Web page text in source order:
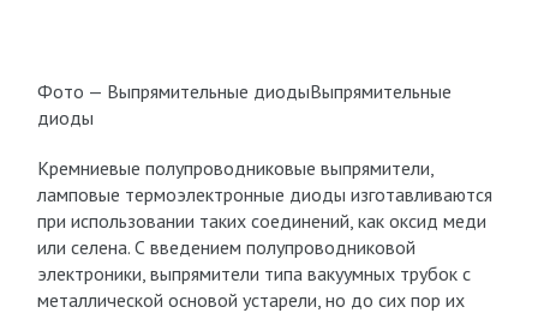
Фото — Выпрямительные диодыВыпрямительные
диоды
Кремниевые полупроводниковые выпрямители,
ламповые термоэлектронные диоды изготавливаются
при использовании таких соединений, как оксид меди
или селена. С введением полупроводниковой
электроники, выпрямители типа вакуумных трубок с
металлической основой устарели, но до сих пор их